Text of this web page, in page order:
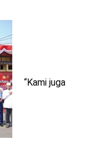
“Kami juga